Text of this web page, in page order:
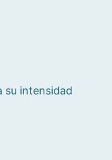
su intensidad